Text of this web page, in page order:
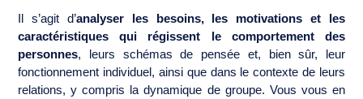
Il s’agit d’analyser les besoins, les motivations et les
caractéristiques qui régissent le comportement des
personnes, leurs schémas de pensée et, bien sûr, leur
fonctionnement individuel, ainsi que dans le contexte de leurs
relations, y compris la dynamique de groupe. Vous vous en